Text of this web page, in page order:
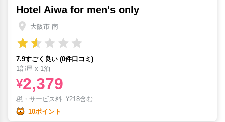
Hotel Aiwa for men's only
大阪市 南
7.9すごく良い (0件口コミ)
1部屋 x 1泊
¥2,379
税・サービス料 ¥218含む
10ポイント